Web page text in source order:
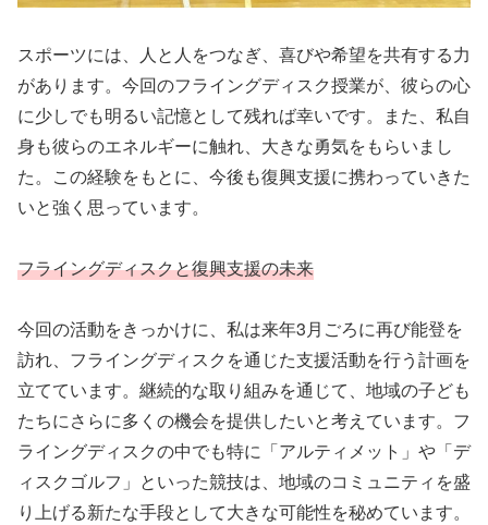
スポーツには、人と人をつなぎ、喜びや希望を共有する力
があります。今回のフライングディスク授業が、彼らの心
に少しでも明るい記憶として残れば幸いです。また、私自
身も彼らのエネルギーに触れ、大きな勇気をもらいまし
た。この経験をもとに、今後も復興支援に携わっていきた
いと強く思っています。
フライングディスクと復興支援の未来
今回の活動をきっかけに、私は来年3月ごろに再び能登を
訪れ、フライングディスクを通じた支援活動を行う計画を
立てています。継続的な取り組みを通じて、地域の子ども
たちにさらに多くの機会を提供したいと考えています。フ
ライングディスクの中でも特に「アルティメット」や「デ
ィスクゴルフ」といった競技は、地域のコミュニティを盛
り上げる新たな手段として大きな可能性を秘めています。